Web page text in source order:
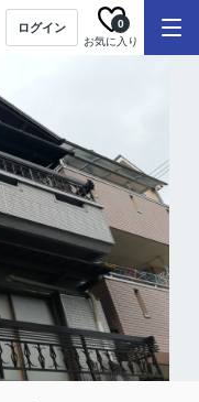
ログイン
お気に入り
0